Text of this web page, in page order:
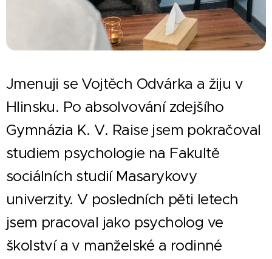
Jmenuji se Vojtěch Odvárka a žiju v
Hlinsku. Po absolvování zdejšího
Gymnázia K. V. Raise jsem pokračoval
studiem psychologie na Fakultě
sociálních studií Masarykovy
univerzity. V posledních pěti letech
jsem pracoval jako psycholog ve
školství a v manželské a rodinné